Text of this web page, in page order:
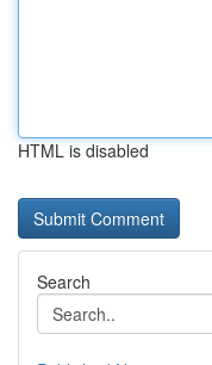
HTML is disabled
Search